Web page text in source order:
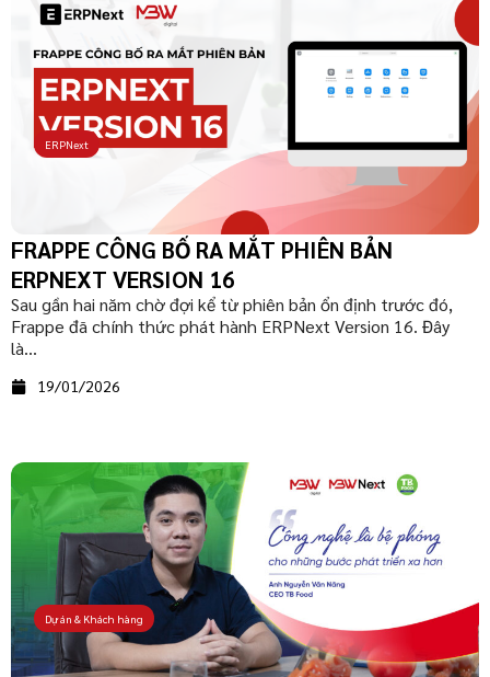
FRAPPE CÔNG BỐ RA MẮT PHIÊN BẢN
ERPNEXT VERSION 16
Sau gần hai năm chờ đợi kể từ phiên bản ổn định trước đó,
Frappe đã chính thức phát hành ERPNext Version 16. Đây
là...
19/01/2026
ERPNext
Dự án & Khách hàng